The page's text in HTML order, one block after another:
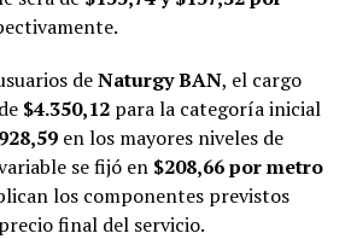
deNaturgy BAN, el cargo
$4.350,12para la categoría inicial
en los mayores niveles de
se fijó en $208,66 por metro
los componentes previstos
final del servicio.